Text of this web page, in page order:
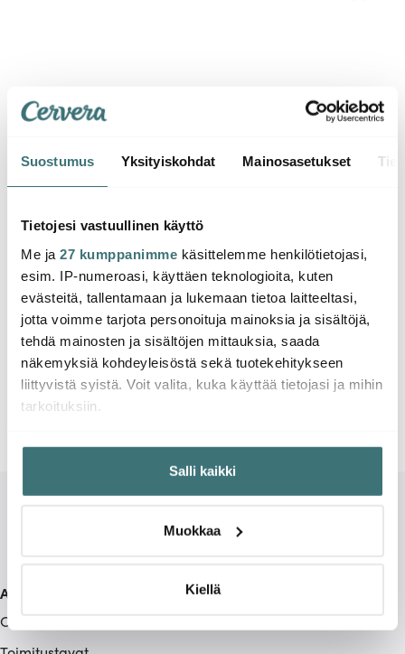
Suostumus Yksityiskohdat Mainosasetukset
Tietojesi vastuullinen käyttö
Me ja 27 kumppanimme käsittelemme henkilötietojasi,
esim. IP-numeroasi, käyttäen teknologioita, kuten
evästeitä, tallentamaan ja lukemaan tietoa laitteeltasi,
jotta voimme tarjota personoituja mainoksia ja sisältöjä,
tehdä mainosten ja sisältöjen mittauksia, saada
näkemyksiä kohdeyleisöstä sekä tuotekehitykseen
liittyvistä syistä. Voit valita, kuka käyttää tietojasi ja mihin
tarkoituksiin.
Jos sallit, haluamme myös tehdä seuraavia:
Kerätä tietoja maantieteellisestä sijainnistasi,
mahdollisesti muutaman metrin tarkkuudella
aktiivisesti (sormenjäljen muodostaminen)
tiedot-osiossa
evästeilmoituksessa.
Salli kaikki
Muokkaa
Kiellä
Tarkista oikeinkirjoitus. Ehkä voisit laajentaa hakuasi.
Asiakaspalvelu
Ota yhteyttä